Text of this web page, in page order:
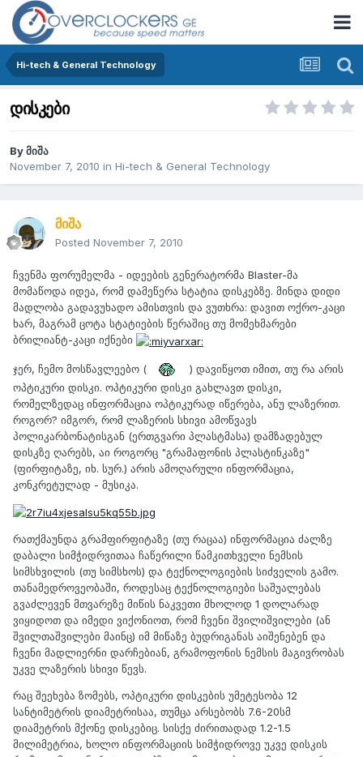
Hi-tech & General Technology
დისკები
Byმიშა
November 7, 2010 in Hi-tech & General Technology
მიშა
Posted November 7, 2010
ჩვენმა ფორუმელმა - იდეების გენერატორმა Blaster-მა
მომაწოდა იდეა, რომ დამეწერა სტატია დისკებზე. მინდა დიდი
მადლობა გადავუხადო ამისთვის და ვუთხრა: დავით ოქრო-კაცი
ხარ, მაგრამ ცოტა სტატიების წერაშიც თუ მომეხმარები
ბრილიანტ-კაცი იქნები
ჯერ, ჩემო მოსწავლეებო (
) დავიწყოთ იმით, თუ რა არის
ოპტიკური დისკი. ოპტიკური დისკი გახლავთ დისკი,
რომელზედაც ინფორმაცია ოპტიკურად იწერება, ანუ ლაზერით.
როგორ? იმგორ, რომ ლაზერის სხივი ამოწვავს
პოლიკარბონატისგან (ერთგვარი პლასტმასა) დამზადებულ
დისკზე ღარებს, აი როგორც "გრამაფონის პლასტინკაზე"
(ფირფიტაზე, იხ. სურ.) არის ამოღარული ინფორმაცია,
კონკრეტულად - მუსიკა.
რათქმაუნდა გრამფირფიტაზე (თუ რაცაა) ინფორმაცია ძალზე
დაბალი სიმჭიდრვითაა ჩაწერილი წამკითხველი ნემსის
სიმსხვილის (თუ სიმსხოს) და ტექნოლოგიების სიძველის გამო.
თანამედროვეობაში, როდესაც ტექნოლოგიები საშუალებას
გვაძლევენ მთვარეზე მიწის ნაკვეთი მხოლოდ 1 დოლარად
ვიყიდოთ და იმედი ვიქონიოთ, რომ ჩვენი შვილიშვილები (ან
შვილთაშვილები მაინც) იმ მიწაზე ბუდრიგანას აიშენებენ და
ჩვენი მადლიერნი დარჩებიან, გრამოფონის ნემსის მაგივრობას
უკვე ლაზერის სხივი წევს.
რაც შეეხება ზომებს, ოპტიკური დისკების უმეტესობა 12
სანტიმეტრის დიამეტრისაა, თუმცა არსებობს 7.6-20სმ
დიამეტრის მქონე დისკებიც. სისქე ძირითადად 1.2-1.5
მილიმეტრია, ხოლო ინფორმაციის სიმჭიდროვე უკვე დისკის